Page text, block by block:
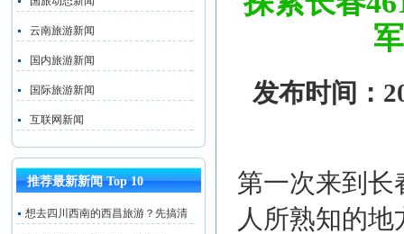
云南旅游新闻
国内旅游新闻
国际旅游新闻
互联网新闻
推荐最新新闻 Top 10
想去四川西南的西昌旅游？先搞清
发布时间：
第一次来到长
人所熟知的